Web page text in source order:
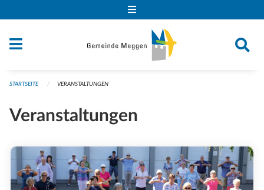
STARTSEITE VERANSTALTUNGEN
Veranstaltungen